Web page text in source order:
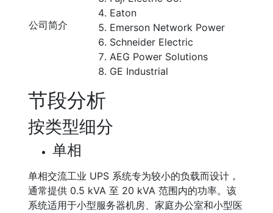
公司简介
Eaton
Emerson Network Power
Schneider Electric
AEG Power Solutions
GE Industrial
节段分析
按类型细分
单相
单相交流工业 UPS 系统专为较小的负载而设计，
通常提供 0.5 kVA 至 20 kVA 范围内的功率。该
系统适用于小型服务器机房、家庭办公室和小型医